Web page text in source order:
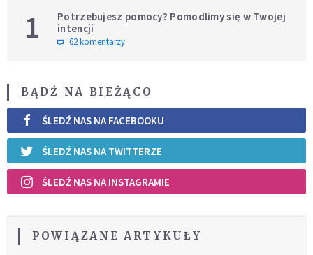
1
Potrzebujesz pomocy? Pomodlimy się w Twojej
intencji
62 komentarzy
BĄDŹ NA BIEŻĄCO
ŚLEDŹ NAS NA FACEBOOKU
ŚLEDŹ NAS NA TWITTERZE
ŚLEDŹ NAS NA INSTAGRAMIE
POWIĄZANE ARTYKUŁY